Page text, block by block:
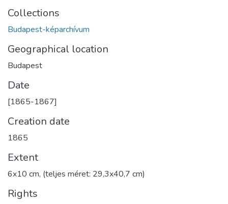
Collections
Budapest-képarchívum
Geographical location
Budapest
Date
[1865-1867]
Creation date
1865
Extent
6x10 cm, (teljes méret: 29,3x40,7 cm)
Rights